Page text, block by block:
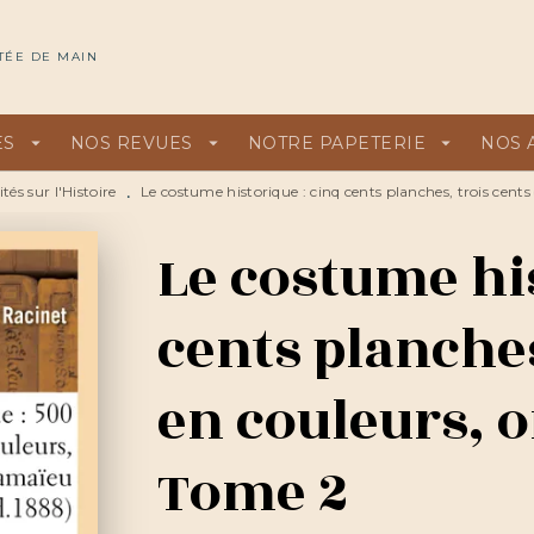
DE MAIN
arrow_drop_down NOS REVUES arrow_drop_down NOTRE PAPETERIE arrow_drop_down NOS
sur l'Histoire • Le costume historique : cinq cents planches, trois
Le costume
cents
en couleurs,
Tome 2